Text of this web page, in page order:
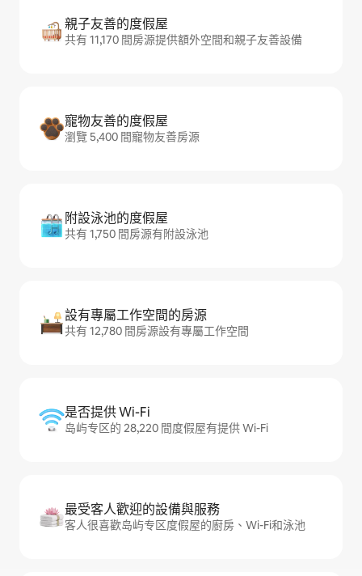
親子友善的度假屋
共有 11,170 間房源提供額外空間和親子友善設備
寵物友善的度假屋
瀏覽 5,400 間寵物友善房源
附設泳池的度假屋
共有 1,750 間房源有附設泳池
設有專屬工作空間的房源
共有 12,780 間房源設有專屬工作空間
是否提供 Wi-Fi
岛屿专区的 28,220 間度假屋有提供 Wi-Fi
最受客人歡迎的設備與服務
客人很喜歡岛屿专区度假屋的廚房、Wi-Fi和泳池